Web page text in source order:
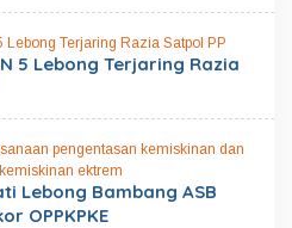
Lebong Terjaring Razia Satpol PP
5 Lebong Terjaring Razia
pengentasan kemiskinan dan
ektrem
Lebong Bambang ASB
OPPKPKE